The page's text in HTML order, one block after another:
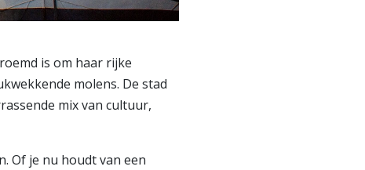
is om haar rijke
molens. De stad
mix van cultuur,
Of je nu houdt van een